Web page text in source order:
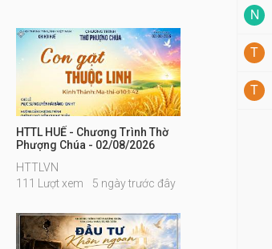
HTTL HUẾ - Chương Trình Thờ
Phượng Chúa - 02/08/2026
HTTLVN
111 Lượt xem
5 ngày trước đây